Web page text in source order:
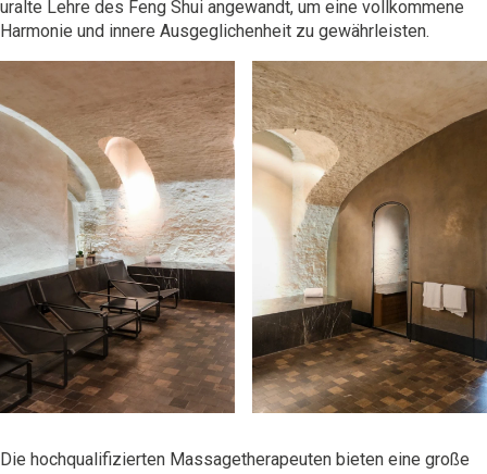
uralte Lehre des Feng Shui angewandt, um eine vollkommene
Harmonie und innere Ausgeglichenheit zu gewährleisten.
Die hochqualifizierten Massagetherapeuten bieten eine große